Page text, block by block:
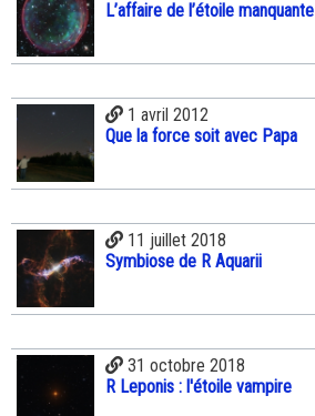
L’affaire de l’étoile manquante
1 avril 2012
Que la force soit avec Papa
11 juillet 2018
Symbiose de R Aquarii
31 octobre 2018
R Leponis : l'étoile vampire